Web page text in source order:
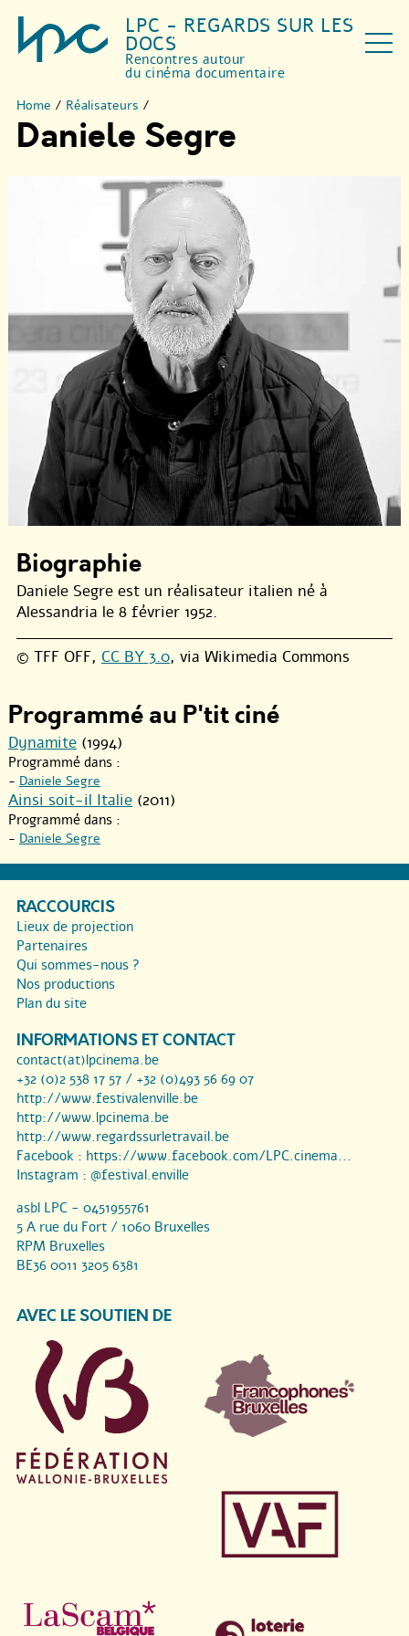
LPC - REGARDS SUR LES
DOCS
Rencontres autour
du cinéma documentaire
Home / Réalisateurs /
Daniele Segre
Biographie
Daniele Segre est un réalisateur italien né à
Alessandria le 8 février 1952.
© TFF OFF, CC BY 3.0, via Wikimedia Commons
Programmé au P'tit ciné
Dynamite (1994)
Programmé dans :
- Daniele Segre
Ainsi soit-il Italie (2011)
Programmé dans :
- Daniele Segre
RACCOURCIS
Lieux de projection
Partenaires
Qui sommes-nous ?
Nos productions
Plan du site
INFORMATIONS ET CONTACT
contact(at)lpcinema.be
+32 (0)2 538 17 57 / +32 (0)493 56 69 07
http://www.festivalenville.be
http://www.lpcinema.be
http://www.regardssurletravail.be
Facebook : https://www.facebook.com/LPC.cinema...
Instagram : @festival.enville
asbl LPC - 0451955761
5 A rue du Fort / 1060 Bruxelles
RPM Bruxelles
BE36 0011 3205 6381
AVEC LE SOUTIEN DE